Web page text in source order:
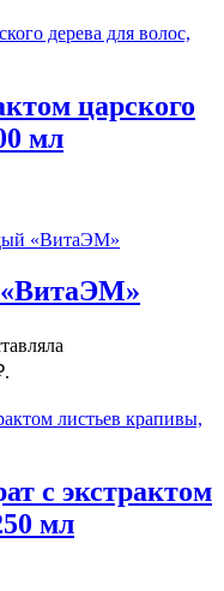
царского
мл
с экстрактом
мл